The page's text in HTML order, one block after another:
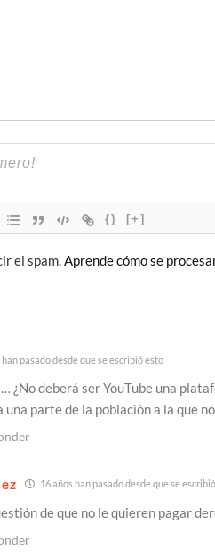
{} [+]
el spam.Aprende cómo se
han pasado desde que se escribió esto
¿No deberá ser YouTube una
una parte de la población a la que
16 años han pasado desde que se
de que no le quieren pagar